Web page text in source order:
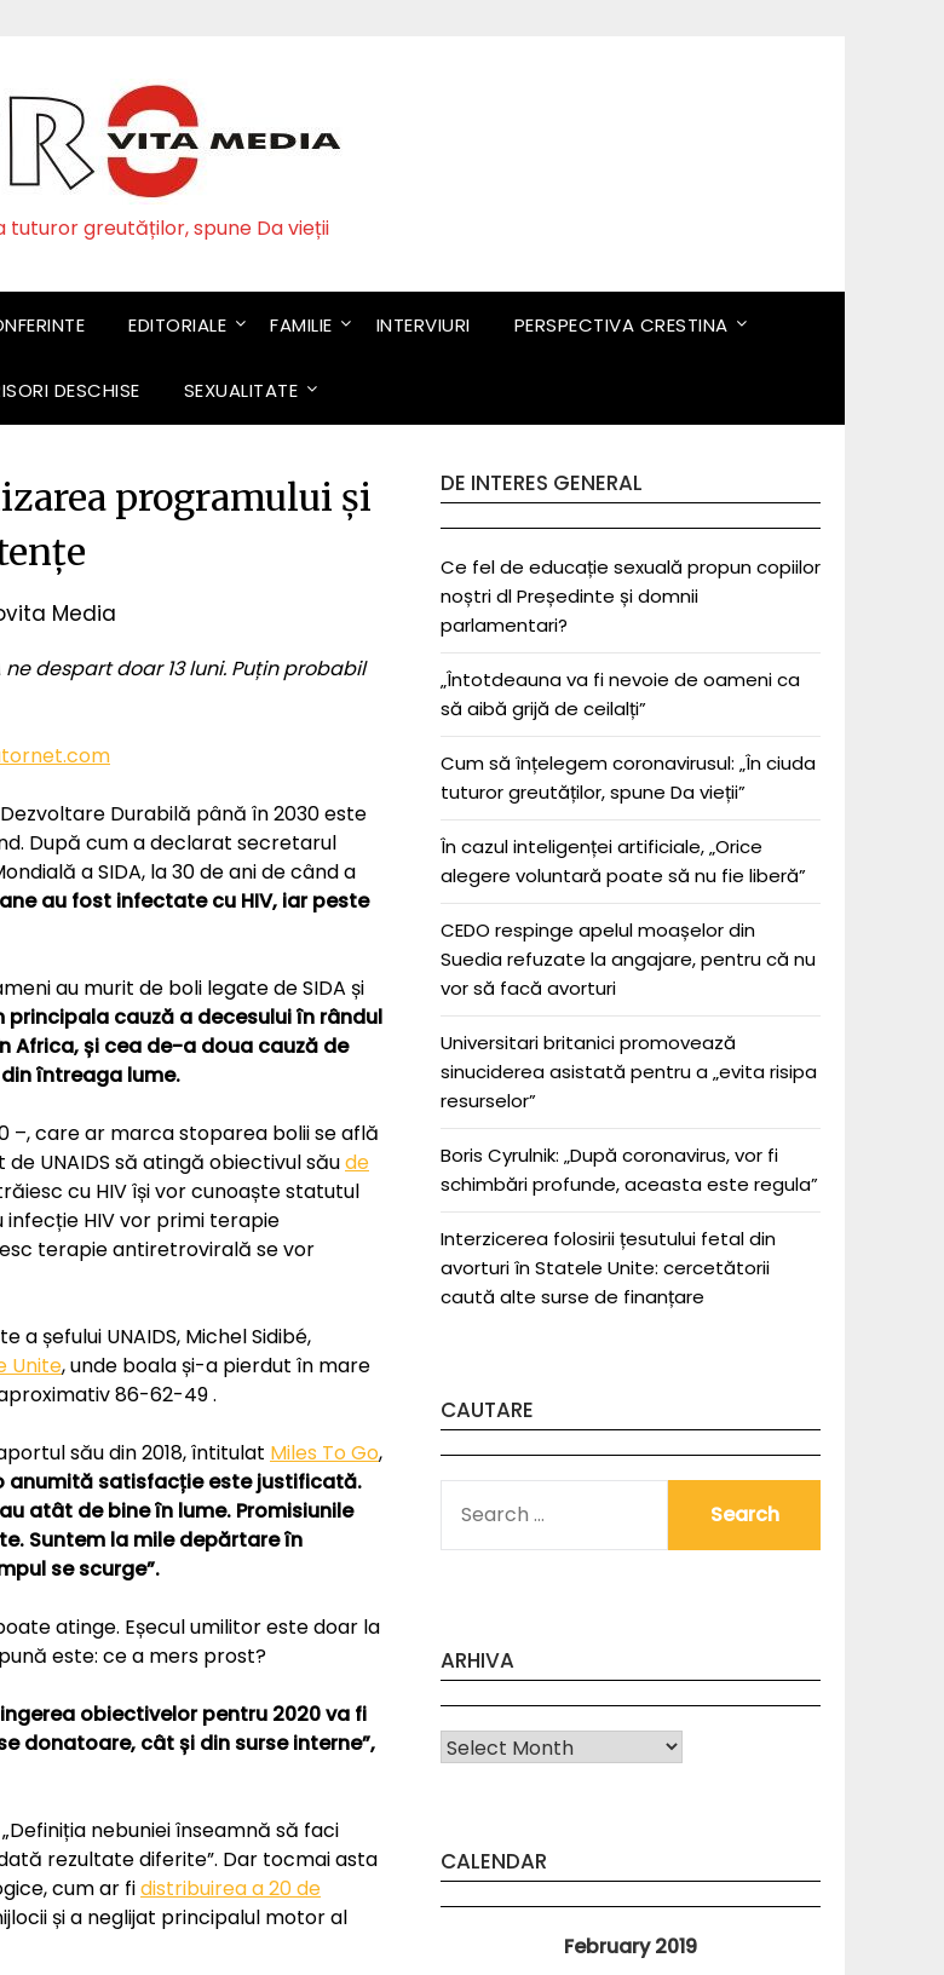
tuturor greutăților, spune Da vieții
EDITORIALE FAMILIE INTERVIURI PERSPECTIVA CRESTINA
DESCHISE SEXUALITATE
programului și
Media
despart doar 13 luni. Puțin probabil
Durabilă până în 2030 este
După cum a declarat secretarul
a SIDA, la 30 de ani de când a
au fost infectate cu HIV, iar peste
au murit de boli legate de SIDA și
principala cauză a decesului în rândul
Africa, și cea de-a doua cauză de
întreaga lume.
–, care ar marca stoparea bolii se află
UNAIDS să atingă obiectivul săude
cu HIV își vor cunoaște statutul
infecție HIV vor primi terapie
terapie antiretrovirală se vor
șefului UNAIDS, Michel Sidibé,
Unite, unde boala și-a pierdut în mare
86-62-49 .
său din 2018, întitulat Miles To Go,
anumită satisfacție este justificată.
atât de bine în lume. Promisiunile
Suntem la mile depărtare în
se scurge”.
atinge. Eșecul umilitor este doar la
este: ce a mers prost?
obiectivelor pentru 2020 va fi
donatoare, cât și din surse interne”,
nebuniei înseamnă să faci
rezultate diferite”. Dar tocmai asta
cum ar fidistribuirea a 20 de
și a neglijat principalul motor al
DE INTERES GENERAL
Ce fel de educație sexuală propun copiilor
noștri dl Președinte și domnii
parlamentari?
„Întotdeauna va fi nevoie de oameni ca
să aibă grijă de ceilalți”
Cum să înțelegem coronavirusul: „În ciuda
tuturor greutăților, spune Da vieții”
În cazul inteligenței artificiale, „Orice
alegere voluntară poate să nu fie liberă”
CEDO respinge apelul moașelor din
Suedia refuzate la angajare, pentru că nu
vor să facă avorturi
Universitari britanici promovează
sinuciderea asistată pentru a „evita risipa
resurselor”
Boris Cyrulnik: „După coronavirus, vor fi
schimbări profunde, aceasta este regula”
Interzicerea folosirii țesutului fetal din
avorturi în Statele Unite: cercetătorii
caută alte surse de finanțare
CAUTARE
FOR:
ARHIVA
Arhiva
CALENDAR
February 2019